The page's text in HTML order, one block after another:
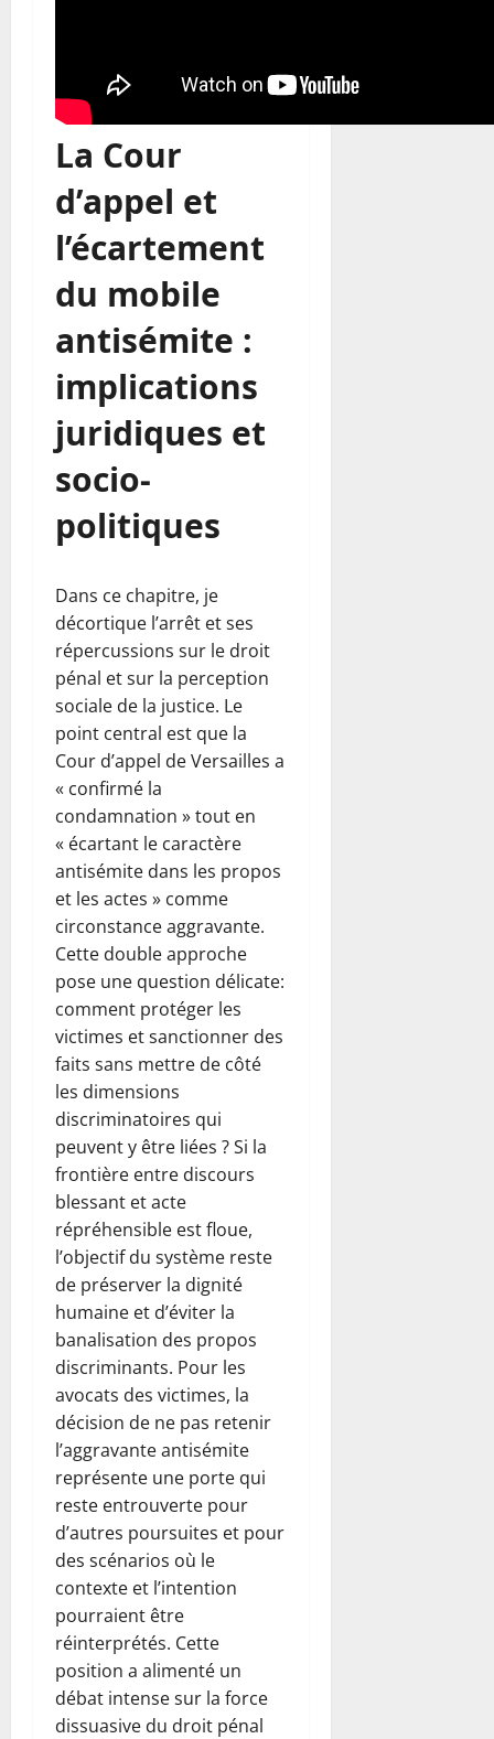
La Cour
d’appel et
l’écartement
du mobile
antisémite :
implications
juridiques et
socio-
politiques
Dans ce chapitre, je
décortique l’arrêt et ses
répercussions sur le droit
pénal et sur la perception
sociale de la justice. Le
point central est que la
Cour d’appel de Versailles a
« confirmé la
condamnation » tout en
« écartant le caractère
antisémite dans les propos
et les actes » comme
circonstance aggravante.
Cette double approche
pose une question délicate:
comment protéger les
victimes et sanctionner des
faits sans mettre de côté
les dimensions
discriminatoires qui
peuvent y être liées ? Si la
frontière entre discours
blessant et acte
répréhensible est floue,
l’objectif du système reste
de préserver la dignité
humaine et d’éviter la
banalisation des propos
discriminants. Pour les
avocats des victimes, la
décision de ne pas retenir
l’aggravante antisémite
représente une porte qui
reste entrouverte pour
d’autres poursuites et pour
des scénarios où le
contexte et l’intention
pourraient être
réinterprétés. Cette
position a alimenté un
débat intense sur la force
dissuasive du droit pénal